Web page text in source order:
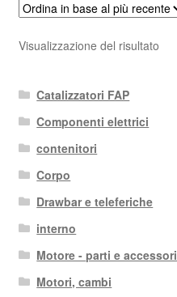
Visualizzazione del risultato
Catalizzatori FAP
Componenti elettrici
contenitori
Corpo
Drawbar e teleferiche
interno
Motore - parti e accessori
Motori, cambi